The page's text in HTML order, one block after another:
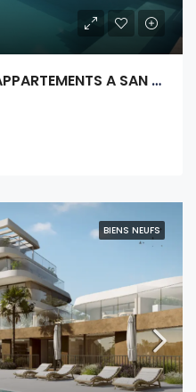
NOUVEAU COMPLEXE D’APPARTEMENTS A SAN MIGUEL DE SALINAS – COSTA BLANCA
BIENS NEUFS